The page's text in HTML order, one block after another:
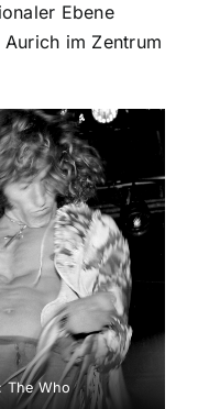
Ebene
im Zentrum
The Who